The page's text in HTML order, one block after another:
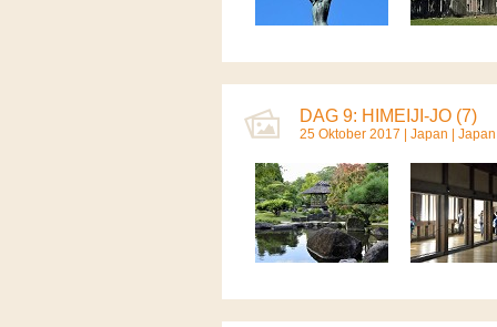
DAG 9: HIMEIJI-JO (7)
25 Oktober 2017 | Japan Japan